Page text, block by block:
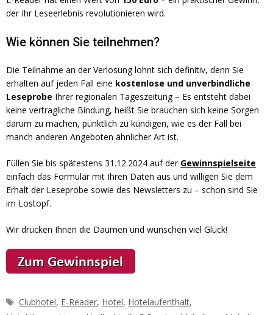
der Ihr Leseerlebnis revolutionieren wird.
Wie können Sie teilnehmen?
Die Teilnahme an der Verlosung lohnt sich definitiv, denn Sie
erhalten auf jeden Fall eine kostenlose und unverbindliche
Leseprobe Ihrer regionalen Tageszeitung – Es entsteht dabei
keine vertragliche Bindung, heißt Sie brauchen sich keine Sorgen
darum zu machen, pünktlich zu kündigen, wie es der Fall bei
manch anderen Angeboten ähnlicher Art ist.
Füllen Sie bis spätestens 31.12.2024 auf der Gewinnspielseite
einfach das Formular mit Ihren Daten aus und willigen Sie dem
Erhalt der Leseprobe sowie des Newsletters zu – schon sind Sie
im Lostopf.
Wir drücken Ihnen die Daumen und wünschen viel Glück!
Schlagwörter
Clubhotel, E-Reader, Hotel, Hotelaufenthalt,